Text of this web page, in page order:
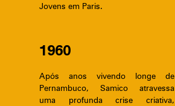
Jovens em Paris.
1960
Após anos vivendo longe de
Pernambuco, Samico atravessa
uma profunda crise criativa,